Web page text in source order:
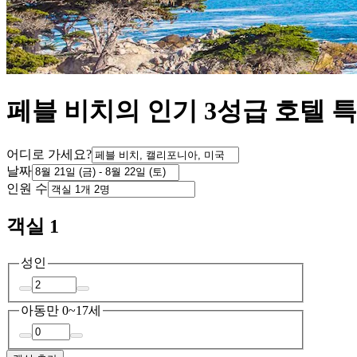
페블 비치의 인기 3성급 호텔
어디로 가세요?
날짜
인원 수
객실 1
성인
아동만 0~17세